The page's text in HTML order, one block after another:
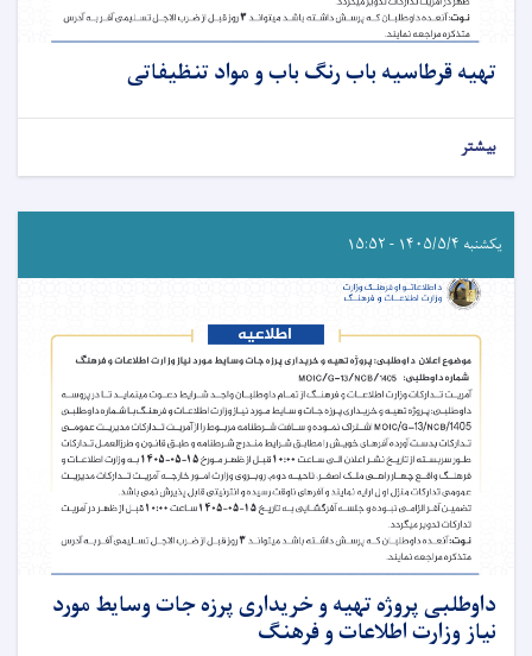
تهیه قرطاسیه باب رنگ باب و مواد تنظیفاتی
بیشتر
یکشنبه ۱۴۰۵/۵/۴ - ۱۵:۵۲
داوطلبی پروژه تهیه و خریداری پرزه جات وسایط مورد
نیاز وزارت اطلاعات و فرهنگ